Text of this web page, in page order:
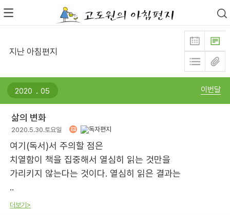
지난 아침편지
. 이번달
삶의 변화
2020.5.30.토요일
여기(독서)서 주의할 점은
치열함이 책을 집중해서 열심히 읽는 것만을
가리키지 않는다는 것이다. 열심히 읽은 결과는
..
더보기>